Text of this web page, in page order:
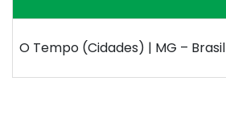
O Tempo (Cidades) | MG – Brasil